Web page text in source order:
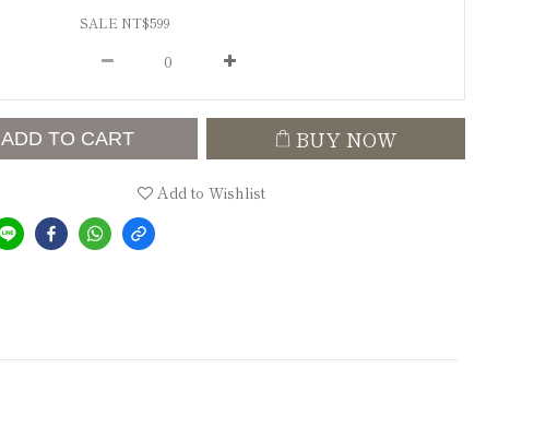
SALE NT$599
ADD TO CART BUY NOW
Add to Wishlist